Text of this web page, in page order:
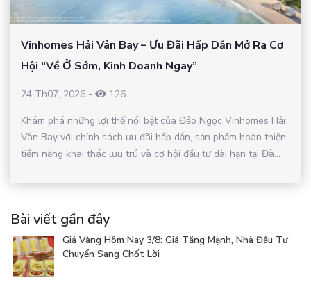
Vinhomes Hải Vân Bay – Ưu Đãi Hấp Dẫn Mở Ra Cơ
Hội “Về Ở Sớm, Kinh Doanh Ngay”
24 Th07, 2026 -
126
Khám phá những lợi thế nổi bật của Đảo Ngọc Vinhomes Hải
Vân Bay với chính sách ưu đãi hấp dẫn, sản phẩm hoàn thiện,
tiềm năng khai thác lưu trú và cơ hội đầu tư dài hạn tại Đà...
Bài viết gần đây
Giá Vàng Hôm Nay 3/8: Giá Tăng Mạnh, Nhà Đầu Tư
Chuyển Sang Chốt Lời